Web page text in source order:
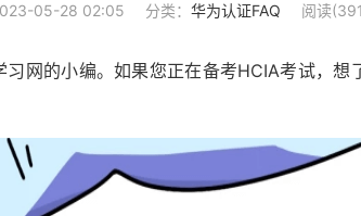
05-28 02:05 分类： 华为认证FAQ 阅读
习网的小编。如果您正在备考HCIA考试，